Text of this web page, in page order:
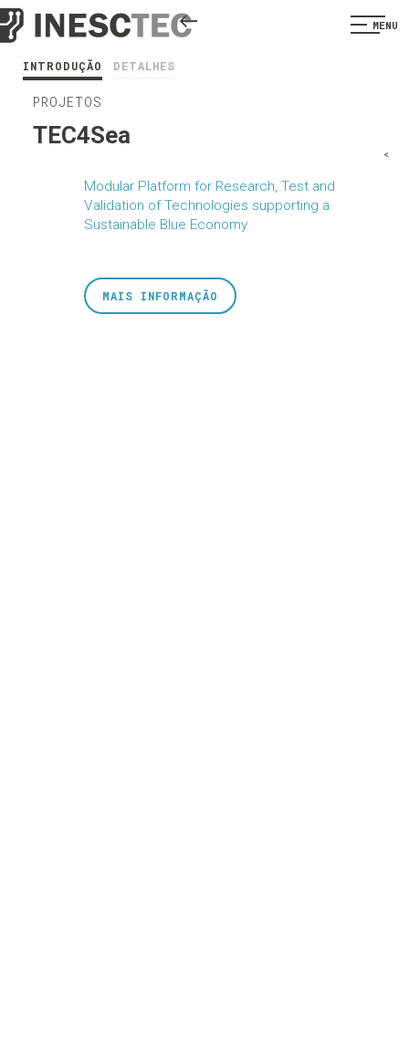
MENU
INTRODUÇÃO DETALHES
PROJETOS
TEC4Sea
Modular Platform for Research, Test and
Validation of Technologies supporting a
Sustainable Blue Economy
<
MAIS INFORMAÇÃO